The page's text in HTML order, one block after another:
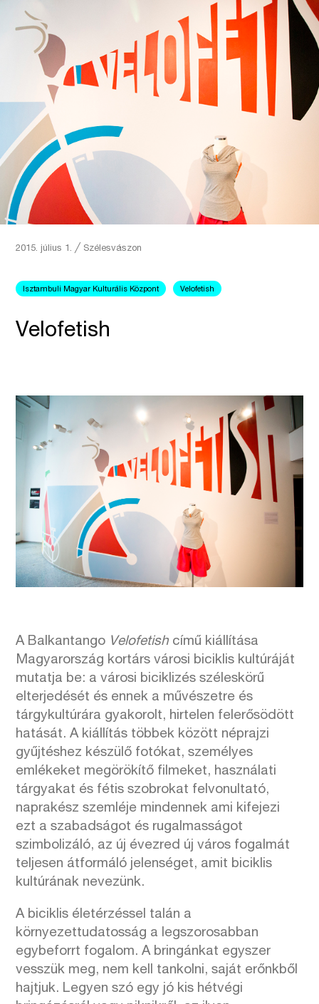
2015. július 1.╱ Szélesvászon
Isztambuli Magyar Kulturális Központ Velofetish
Velofetish
A Balkantango Velofetish című kiállítása
Magyarország kortárs városi biciklis kultúráját
mutatja be: a városi biciklizés széleskörű
elterjedését és ennek a művészetre és
tárgykultúrára gyakorolt, hirtelen felerősödött
hatását. A kiállítás többek között néprajzi
gyűjtéshez készülő fotókat, személyes
emlékeket megörökítő filmeket, használati
tárgyakat és fétis szobrokat felvonultató,
naprakész szemléje mindennek ami kifejezi
ezt a szabadságot és rugalmasságot
szimbolizáló, az új évezred új város fogalmát
teljesen átformáló jelenséget, amit biciklis
kultúrának nevezünk.
A biciklis életérzéssel talán a
környezettudatosság a legszorosabban
egybeforrt fogalom. A bringánkat egyszer
vesszük meg, nem kell tankolni, saját erőnkből
hajtjuk. Legyen szó egy jó kis hétvégi